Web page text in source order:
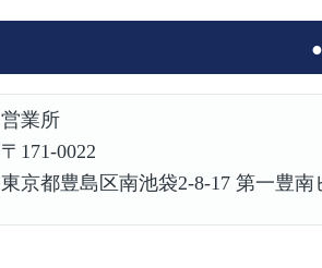
営業所
〒171-0022
東京都豊島区南池袋2-8-17 第一豊南